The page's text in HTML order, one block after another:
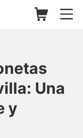
Carrito de
Una
y